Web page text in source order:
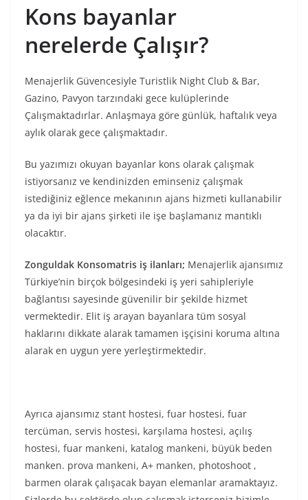
Kons bayanlar
nerelerde Çalışır?
Menajerlik Güvencesiyle Turistlik Night Club & Bar,
Gazino, Pavyon tarzındaki gece kulüplerinde
Çalışmaktadırlar. Anlaşmaya göre günlük, haftalık veya
aylık olarak gece çalışmaktadır.
Bu yazımızı okuyan bayanlar kons olarak çalışmak
istiyorsanız ve kendinizden eminseniz çalışmak
istediğiniz eğlence mekanının ajans hizmeti kullanabilir
ya da iyi bir ajans şirketi ile işe başlamanız mantıklı
olacaktır.
Zonguldak Konsomatris iş ilanları; Menajerlik ajansımız
Türkiye’nin birçok bölgesindeki iş yeri sahipleriyle
bağlantısı sayesinde güvenilir bir şekilde hizmet
vermektedir. Elit iş arayan bayanlara tüm sosyal
haklarını dikkate alarak tamamen işçisini koruma altına
alarak en uygun yere yerleştirmektedir.
Ayrıca ajansımız stant hostesi, fuar hostesi, fuar
tercüman, servis hostesi, karşılama hostesi, açılış
hostesi, fuar mankeni, katalog mankeni, büyük beden
manken. prova mankeni, A+ manken, photoshoot ,
barmen olarak çalışacak bayan elemanlar aramaktayız.